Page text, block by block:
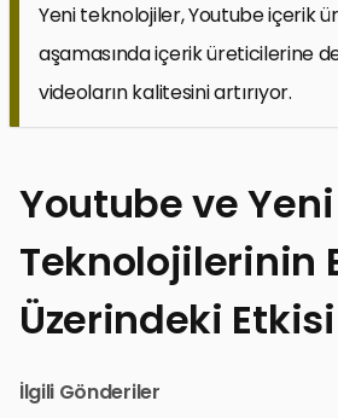
Yeni teknolojiler, Youtube içerik
aşamasında içerik üreticilerine
videoların kalitesini artırıyor.
Youtube ve
Teknolojilerinin
Üzerindeki Etkisi
İlgili Gönderiler